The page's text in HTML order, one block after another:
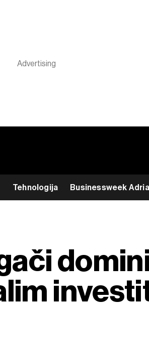
Tehnologija Businessweek Adria